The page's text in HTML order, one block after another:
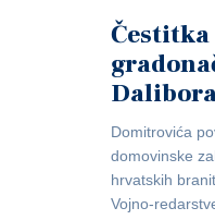
Čestitka
Domitrovića
domovinske
hrvatskih
Vojno-